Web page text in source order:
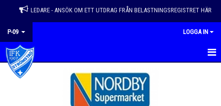
LEDARE - ANSÖK OM ETT UTDRAG FRÅN BELASTNINGSREGISTRET HÄR
P-09 LOGGA IN
HEM